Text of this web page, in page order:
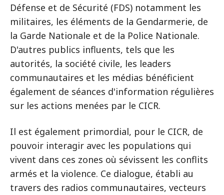
Défense et de Sécurité (FDS) notamment les
militaires, les éléments de la Gendarmerie, de
la Garde Nationale et de la Police Nationale.
D'autres publics influents, tels que les
autorités, la société civile, les leaders
communautaires et les médias bénéficient
également de séances d'information régulières
sur les actions menées par le CICR.
Il est également primordial, pour le CICR, de
pouvoir interagir avec les populations qui
vivent dans ces zones où sévissent les conflits
armés et la violence. Ce dialogue, établi au
travers des radios communautaires, vecteurs